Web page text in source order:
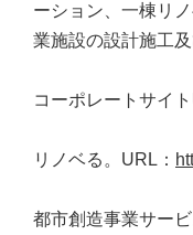
ーション、一棟リ
業施設の設計施工
コーポレートサイト
リノベる。URL：
都市創造事業サー